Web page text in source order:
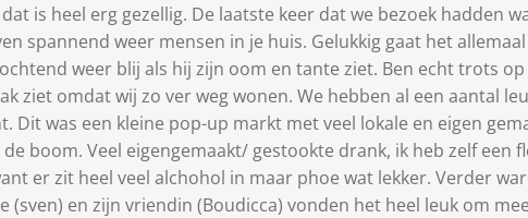
is heel erg gezellig. De laatste keer dat we bezoek hadden
spannend weer mensen in je huis. Gelukkig gaat het
weer blij als hij zijn oom en tante ziet. Ben echt trots
ziet omdat wij zo ver weg wonen. We hebben al een aantal
Dit was een kleine pop-up markt met veel lokale en eigen
boom. Veel eigengemaakt/ gestookte drank, ik heb zelf een
er zit heel veel alchohol in maar phoe wat lekker. Verder
(sven) en zijn vriendin (Boudicca) vonden het heel leuk om